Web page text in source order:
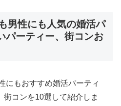
男性にも人気の婚活パ
パーティー、街コンお
にもおすすめ婚活パーティ
コンを10選して紹介しま